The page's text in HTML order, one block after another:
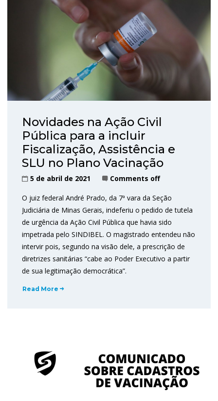
Novidades na Ação Civil
Pública para a incluir
Fiscalização, Assistência e
SLU no Plano Vacinação
5 de abril de 2021 Comments off
O juiz federal André Prado, da 7ª vara da Seção
Judiciária de Minas Gerais, indeferiu o pedido de tutela
de urgência da Ação Civil Pública que havia sido
impetrada pelo SINDIBEL. O magistrado entendeu não
intervir pois, segundo na visão dele, a prescrição de
diretrizes sanitárias “cabe ao Poder Executivo a partir
de sua legitimação democrática”.
Read More